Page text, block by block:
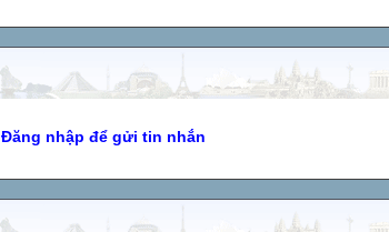
Đăng nhập để gửi tin nhắn